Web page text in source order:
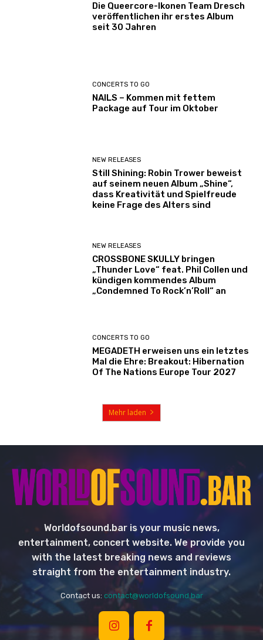
Die Queercore-Ikonen Team Dresch
veröffentlichen ihr erstes Album
seit 30 Jahren
CONCERTS TO GO
NAILS – Kommen mit fettem
Package auf Tour im Oktober
NEW RELEASES
Still Shining: Robin Trower beweist
auf seinem neuen Album „Shine“,
dass Kreativität und Spielfreude
keine Frage des Alters sind
NEW RELEASES
CROSSBONE SKULLY bringen
„Thunder Love“ feat. Phil Collen und
kündigen kommendes Album
„Condemned To Rock’n’Roll“ an
CONCERTS TO GO
MEGADETH erweisen uns ein letztes
Mal die Ehre: Breakout: Hibernation
Of The Nations Europe Tour 2027
Mehr laden
Worldofsound.bar is your music news,
entertainment, concert website. We provide you
with the latest breaking news and reviews
straight from the entertainment industry.
Contact us: contact@worldofsound.bar